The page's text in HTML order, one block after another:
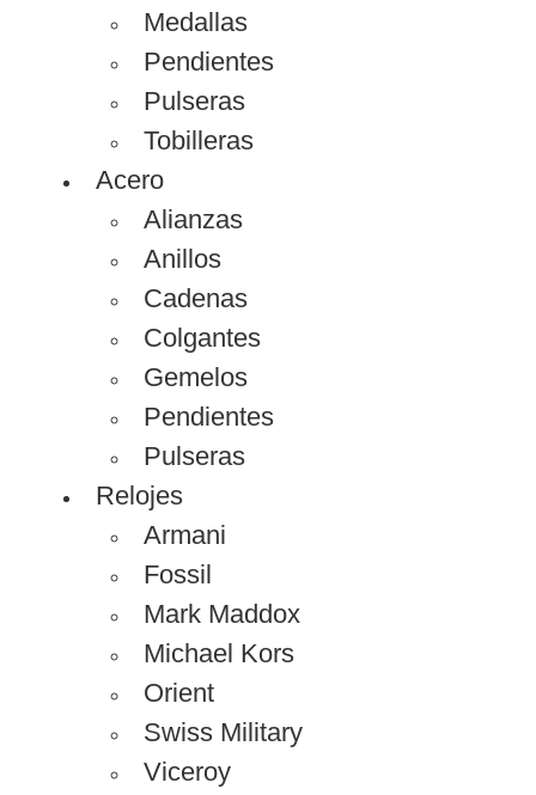
Medallas
Pendientes
Pulseras
Tobilleras
Acero
Alianzas
Anillos
Cadenas
Colgantes
Gemelos
Pendientes
Pulseras
Relojes
Armani
Fossil
Mark Maddox
Michael Kors
Orient
Swiss Military
Viceroy